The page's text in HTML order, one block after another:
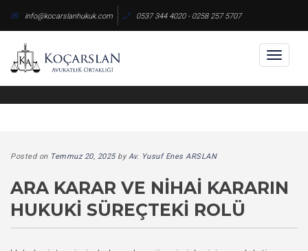
content
info@kocarslanhukuk.com 0537 344 4020 - 0258 257 5707
Posted on Temmuz 20, 2025byAv. Yusuf Enes ARSLAN
ARA KARAR VE NIHAI KARARIN
HUKUKI SÜREÇTEKI ROLÜ